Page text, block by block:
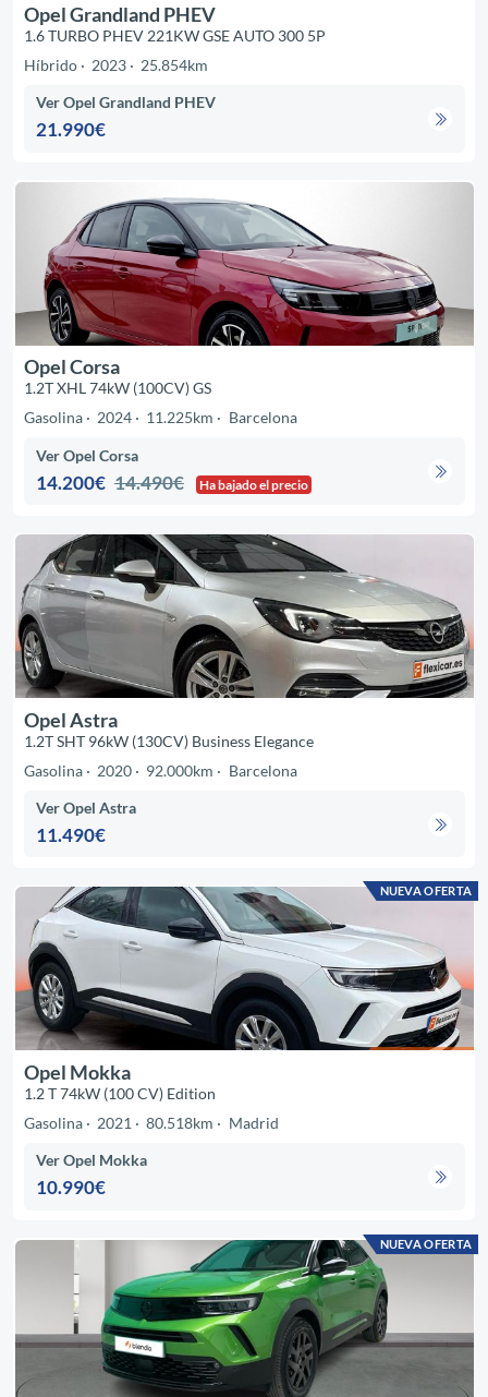
Opel Grandland PHEV
1.6 TURBO PHEV 221KW GSE AUTO 300 5P
Híbrido
2023 25.854km
Ver Opel Grandland PHEV
21.990€
Opel Corsa
1.2T XHL 74kW (100CV) GS
Gasolina
2024 11.225km Barcelona
Ver Opel Corsa
14.200€ 14.490€ Ha bajado el precio
Opel Astra
1.2T SHT 96kW (130CV) Business Elegance
Gasolina
2020 92.000km Barcelona
Ver Opel Astra
11.490€
NUEVA OFERTA
Opel Mokka
1.2 T 74kW (100 CV) Edition
Gasolina
2021 80.518km Madrid
Ver Opel Mokka
10.990€
NUEVA OFERTA